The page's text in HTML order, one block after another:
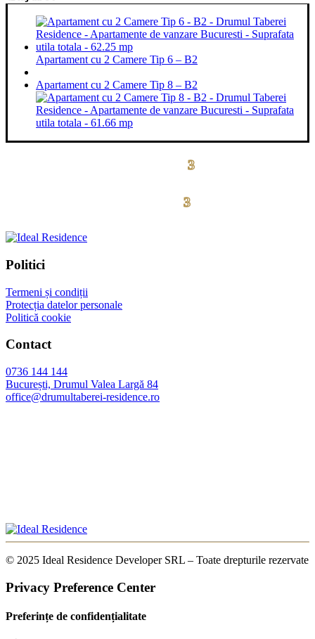
Apartament cu 2 Camere Tip 6 – B2
Apartament cu 2 Camere Tip 8 – B2
3
3
Politici
Termeni și condiții
Protecția datelor personale
Politică cookie
Contact
0736 144 144
București, Drumul Valea Largă 84
office@drumultaberei-residence.ro
© 2025 Ideal Residence Developer SRL – Toate drepturile rezervate
Privacy Preference Center
Preferințe de confidențialitate